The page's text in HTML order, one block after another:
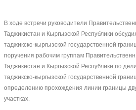
B ходе встречи руководители
Таджикистан и Кыргызской Республики
таджикско-кыргызской государственной
поручения рабочим группам
Таджикистан и Кыргызской Республики по
таджикско-кыргызской государственной
определению прохождения линии границы
участках.